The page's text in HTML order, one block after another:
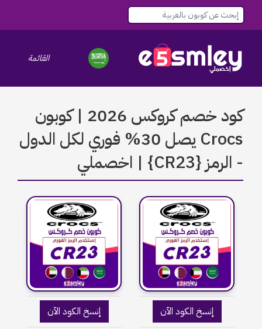
navigation
القائمة
كود خصم كروكس 2026 | كوبون
Crocs يصل 30% فوري لكل الدول
- الرمز {CR23} | اخصملي
إنسخ الكود الآن إنسخ الكود الآن